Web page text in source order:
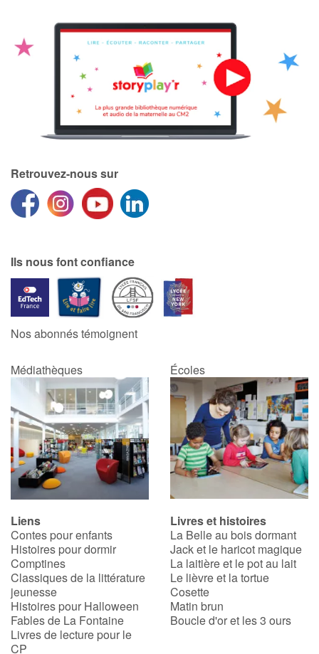
Retrouvez-nous sur
Ils nous font confiance
Nos abonnés témoignent
Médiathèques Écoles
Liens
Contes pour enfants
Histoires pour dormir
Comptines
Classiques de la littérature
jeunesse
Histoires pour Halloween
Fables de La Fontaine
Livres de lecture pour le
CP
Livres et histoires
La Belle au bois dormant
Jack et le haricot magique
La laitière et le pot au lait
Le lièvre et la tortue
Cosette
Matin brun
Boucle d'or et les 3 ours